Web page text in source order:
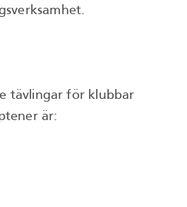
tävlingar för klubbar
är: